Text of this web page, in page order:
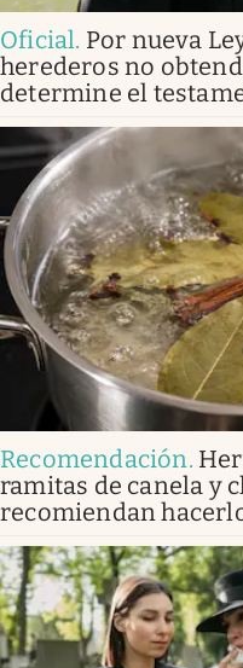
Oficial. Por nueva
herederos no
determine el
Recomendación.
ramitas de canela y
recomiendan